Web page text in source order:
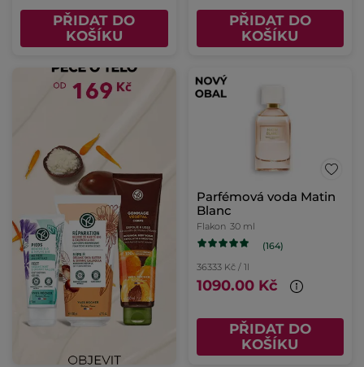
PŘIDAT DO
KOŠÍKU
PŘIDAT DO
KOŠÍKU
Parfémová voda Matin
Blanc
Flakon 30 ml
(164)
36333 Kč / 1l
1090.00 Kč
PŘIDAT DO
KOŠÍKU